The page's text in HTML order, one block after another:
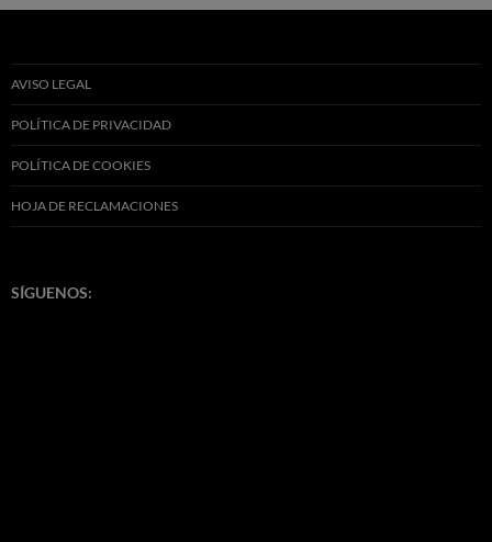
AVISO LEGAL
POLÍTICA DE PRIVACIDAD
POLÍTICA DE COOKIES
HOJA DE RECLAMACIONES
SÍGUENOS: